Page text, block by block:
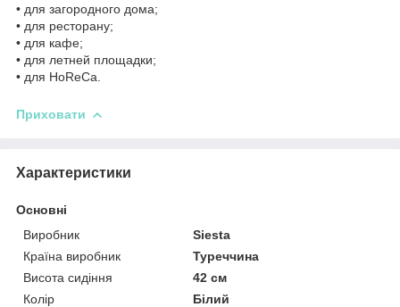
• для загородного дома;
• для ресторану;
• для кафе;
• для летней площадки;
• для HoReCa.
Приховати
Характеристики
Основні
Виробник
Siesta
Країна виробник
Туреччина
Висота сидіння
42 см
Колір
Білий